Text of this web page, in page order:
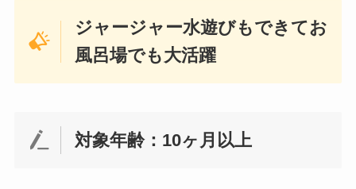
ジャージャー水遊びもできてお
風呂場でも大活躍
対象年齢：10ヶ月以上